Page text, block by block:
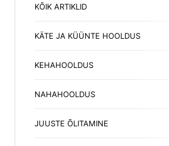
KÕIK ARTIKLID
KÄTE JA KÜÜNTE HOOLDUS
KEHAHOOLDUS
NAHAHOOLDUS
JUUSTE ÕLITAMINE